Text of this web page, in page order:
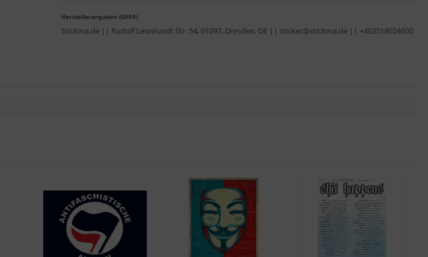
Herstellerangaben (GPSR)
Stickma.de || Rudolf Leonhardt Str. 54, 01097, Dresden, DE || sticker@stickma.de || +493518024600